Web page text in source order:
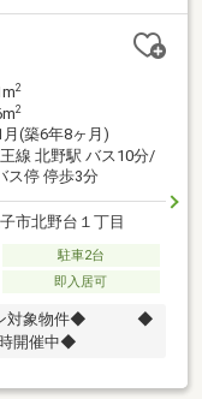
2
2
月(築6年8ヶ月)
線 北野駅 バス10分/
ス停 停歩3分
市北野台１丁目
駐車2台
即入居可
対象物件◆ ◆
開催中◆